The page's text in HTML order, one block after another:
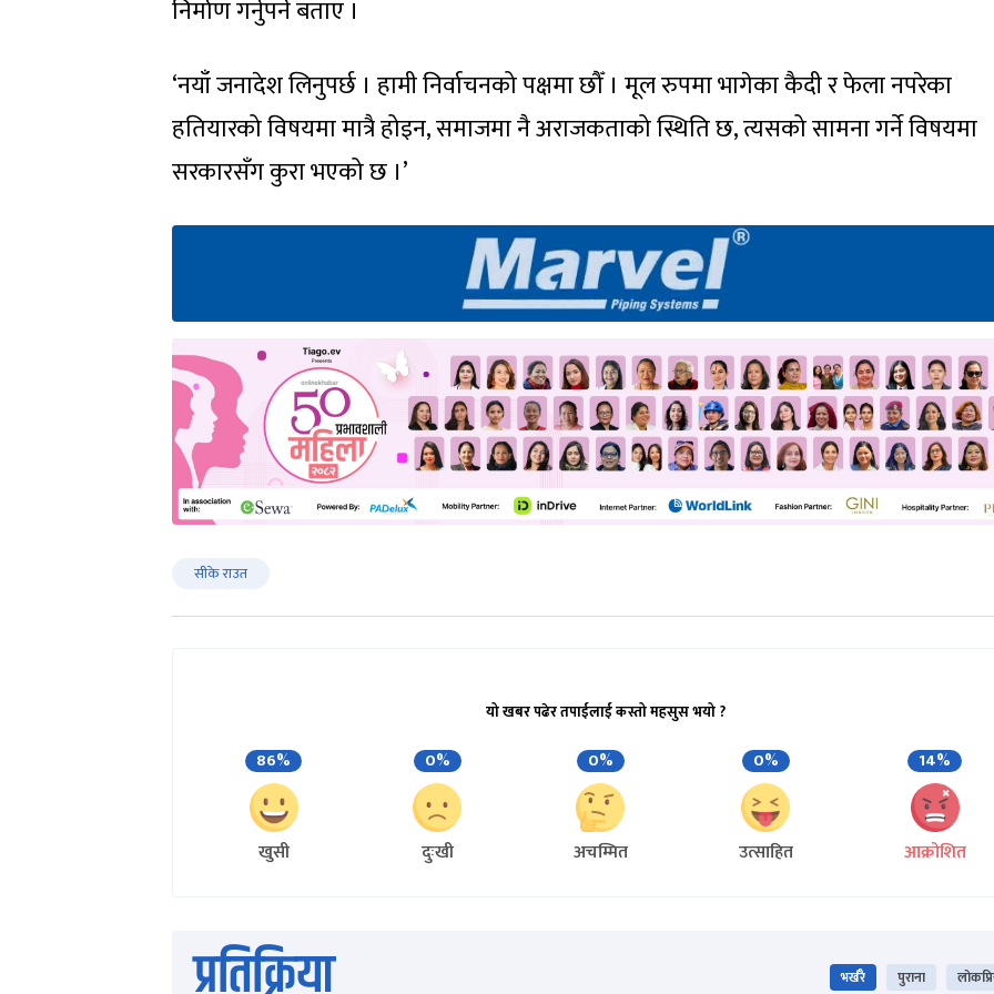
निर्माण गर्नुपर्ने बताए ।
‘नयाँ जनादेश लिनुपर्छ । हामी निर्वाचनको पक्षमा छौँ । मूल रुपमा भागेका कैदी र फेला नपरेका
हतियारको विषयमा मात्रै होइन, समाजमा नै अराजकताको स्थिति छ, त्यसको सामना गर्ने विषयमा
सरकारसँग कुरा भएको छ ।’
सीके राउत
यो खबर पढेर तपाईलाई कस्तो महसुस भयो ?
86%
खुसी
0%
दुःखी
0%
अचम्मित
0%
उत्साहित
14%
आक्रोशित
प्रतिक्रिया भर्खरै पुराना